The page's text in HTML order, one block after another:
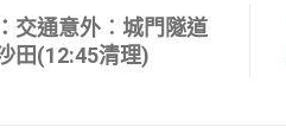
交通意外︰城門隧道
田(12:45清理)